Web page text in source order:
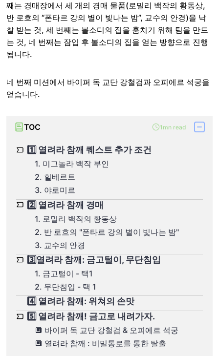
째는 경매장에서 세 개의 경매 물품(로밀리 백작의 황동상,
반 로흐의 “폰타르 강의 별이 빛나는 밤”, 교수의 안경)을 낙
찰 받는 것, 세 번째는 볼소디의 집을 훔치기 위해 팀을 만드
는 것, 네 번째는 잠입 후 볼소디의 집을 얻는 방향으로 진행
됩니다.
네 번째 미션에서 바이퍼 독 교단 강철검과 오피에르 석궁을
얻습니다.
TOC 1mn read
1️⃣ 열려라 참깨 퀘스트 추가 조건
1. 미그놀라 백작 부인
2. 힐베르트
3. 야로미르
2️⃣ 열려라 참깨 경매
1. 로밀리 백작의 황동상
2. 반 로흐의 "폰타르 강의 별이 빛나는 밤"
3. 교수의 안경
3️⃣열려라 참깨: 금고털이, 무단침입
1. 금고털이 - 택1
2. 무단침입 - 택 1
4️⃣ 열려라 참깨: 위쳐의 손맛
5️⃣ 열려라 참깨! 금고로 내려가자.
🔲 바이퍼 독 교단 강철검 & 오피에르 석궁
🔲 열려라 참깨 : 비밀통로를 통한 탈출